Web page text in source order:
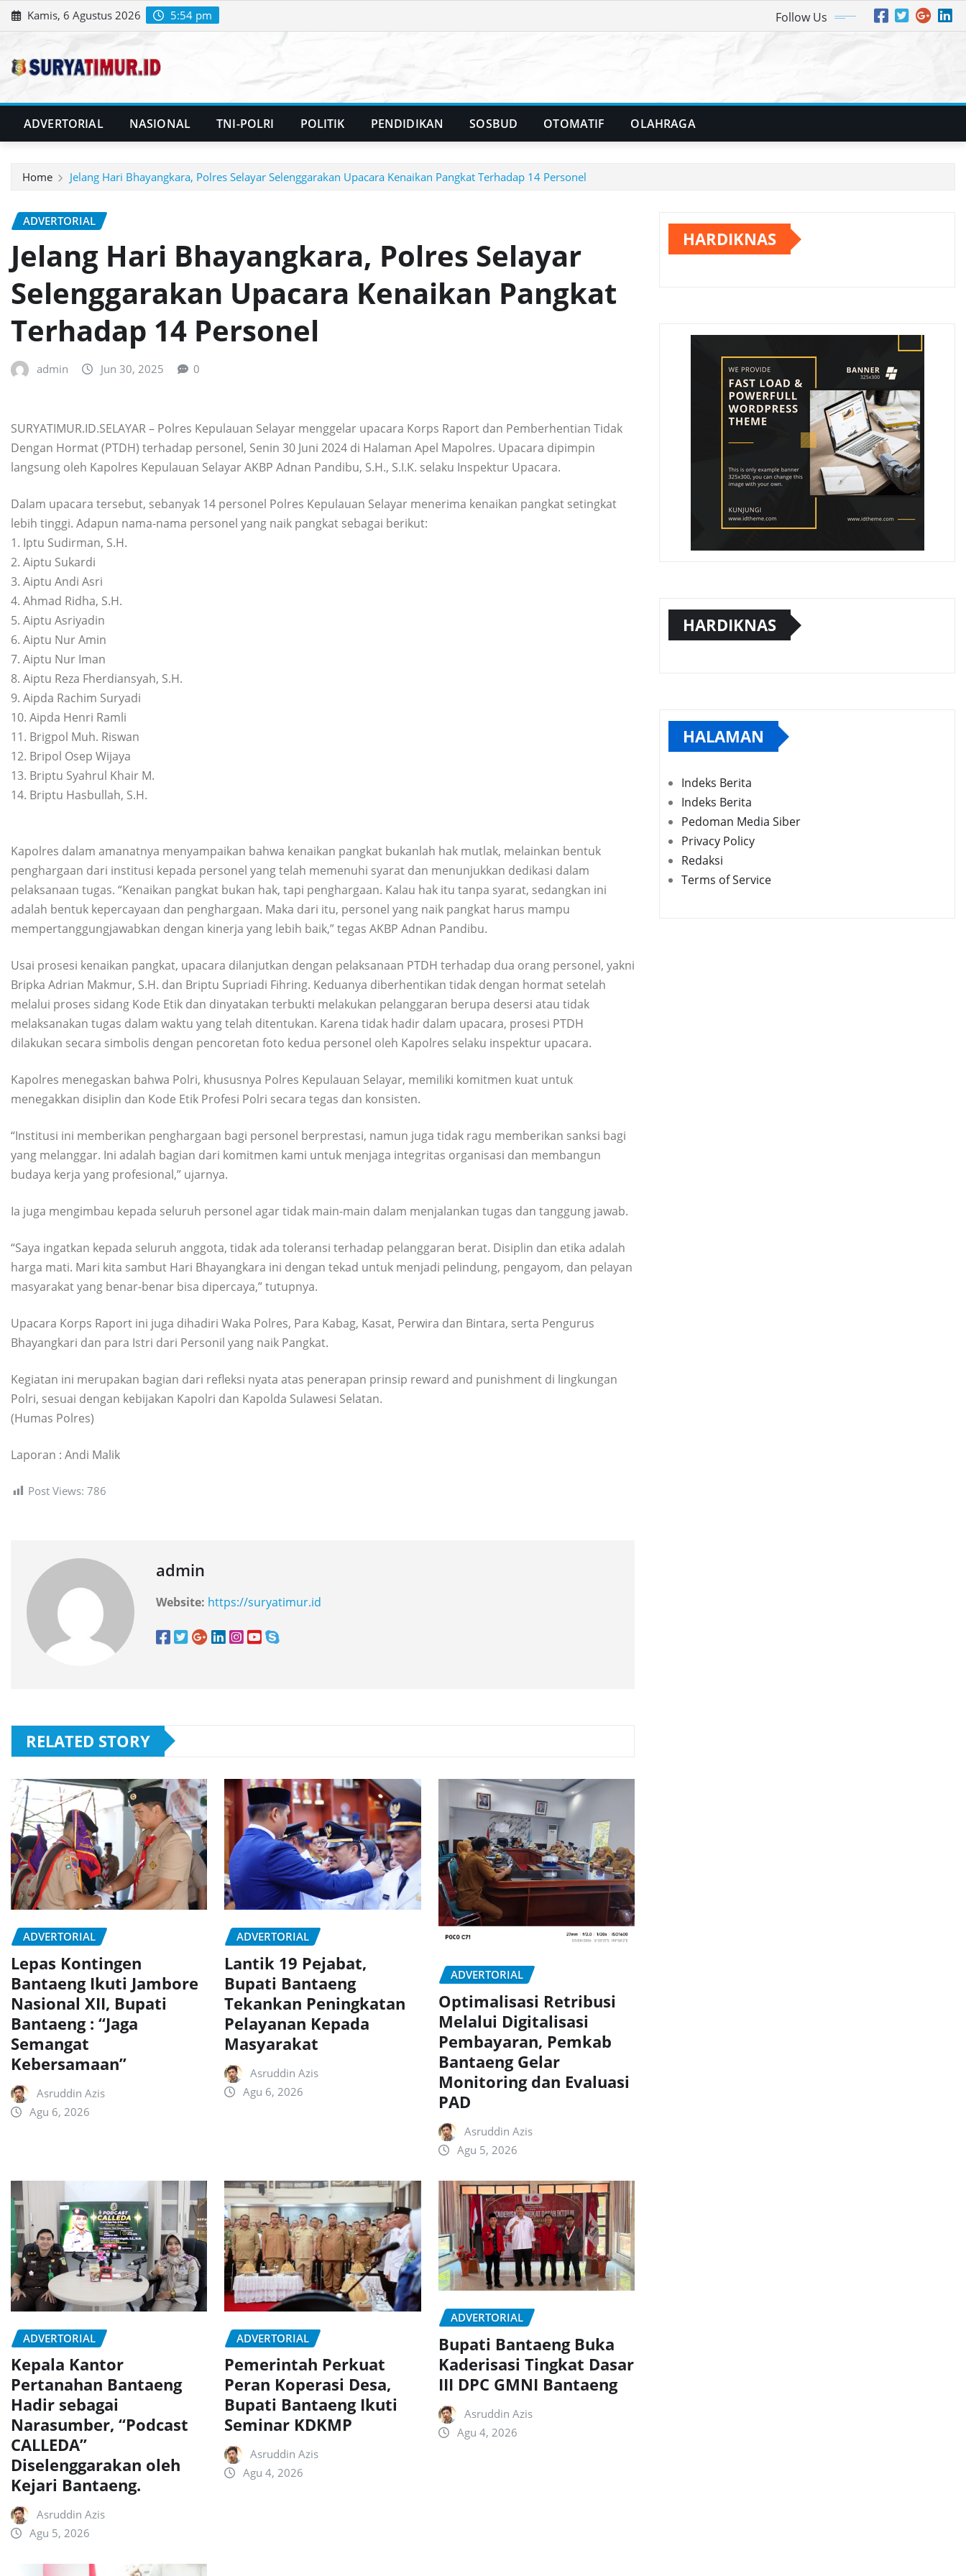
Skip
to
Kamis, 6 Agustus 2026 5:54 pm Follow Us
ADVERTORIAL NASIONAL TNI-POLRI POLITIK PENDIDIKAN SOSBUD OTOMATIF OLAHRAGA
Home Jelang Hari Bhayangkara, Polres Selayar Selenggarakan Upacara Kenaikan Pangkat Terhadap 14 Personel
ADVERTORIAL
Jelang Hari Bhayangkara, Polres Selayar
Selenggarakan Upacara Kenaikan Pangkat
Terhadap 14 Personel
admin Jun 30, 2025 0
SURYATIMUR.ID.SELAYAR – Polres Kepulauan Selayar menggelar upacara Korps Raport dan Pemberhentian Tidak
Dengan Hormat (PTDH) terhadap personel, Senin 30 Juni 2024 di Halaman Apel Mapolres. Upacara dipimpin
langsung oleh Kapolres Kepulauan Selayar AKBP Adnan Pandibu, S.H., S.I.K. selaku Inspektur Upacara.
Dalam upacara tersebut, sebanyak 14 personel Polres Kepulauan Selayar menerima kenaikan pangkat setingkat
lebih tinggi. Adapun nama-nama personel yang naik pangkat sebagai berikut:
1. Iptu Sudirman, S.H.
2. Aiptu Sukardi
3. Aiptu Andi Asri
4. Ahmad Ridha, S.H.
5. Aiptu Asriyadin
6. Aiptu Nur Amin
7. Aiptu Nur Iman
8. Aiptu Reza Fherdiansyah, S.H.
9. Aipda Rachim Suryadi
10. Aipda Henri Ramli
11. Brigpol Muh. Riswan
12. Bripol Osep Wijaya
13. Briptu Syahrul Khair M.
14. Briptu Hasbullah, S.H.
Kapolres dalam amanatnya menyampaikan bahwa kenaikan pangkat bukanlah hak mutlak, melainkan bentuk
penghargaan dari institusi kepada personel yang telah memenuhi syarat dan menunjukkan dedikasi dalam
pelaksanaan tugas. “Kenaikan pangkat bukan hak, tapi penghargaan. Kalau hak itu tanpa syarat, sedangkan ini
adalah bentuk kepercayaan dan penghargaan. Maka dari itu, personel yang naik pangkat harus mampu
mempertanggungjawabkan dengan kinerja yang lebih baik,” tegas AKBP Adnan Pandibu.
Usai prosesi kenaikan pangkat, upacara dilanjutkan dengan pelaksanaan PTDH terhadap dua orang personel, yakni
Bripka Adrian Makmur, S.H. dan Briptu Supriadi Fihring. Keduanya diberhentikan tidak dengan hormat setelah
melalui proses sidang Kode Etik dan dinyatakan terbukti melakukan pelanggaran berupa desersi atau tidak
melaksanakan tugas dalam waktu yang telah ditentukan. Karena tidak hadir dalam upacara, prosesi PTDH
dilakukan secara simbolis dengan pencoretan foto kedua personel oleh Kapolres selaku inspektur upacara.
Kapolres menegaskan bahwa Polri, khususnya Polres Kepulauan Selayar, memiliki komitmen kuat untuk
menegakkan disiplin dan Kode Etik Profesi Polri secara tegas dan konsisten.
“Institusi ini memberikan penghargaan bagi personel berprestasi, namun juga tidak ragu memberikan sanksi bagi
yang melanggar. Ini adalah bagian dari komitmen kami untuk menjaga integritas organisasi dan membangun
budaya kerja yang profesional,” ujarnya.
Ia juga mengimbau kepada seluruh personel agar tidak main-main dalam menjalankan tugas dan tanggung jawab.
“Saya ingatkan kepada seluruh anggota, tidak ada toleransi terhadap pelanggaran berat. Disiplin dan etika adalah
harga mati. Mari kita sambut Hari Bhayangkara ini dengan tekad untuk menjadi pelindung, pengayom, dan pelayan
masyarakat yang benar-benar bisa dipercaya,” tutupnya.
Upacara Korps Raport ini juga dihadiri Waka Polres, Para Kabag, Kasat, Perwira dan Bintara, serta Pengurus
Bhayangkari dan para Istri dari Personil yang naik Pangkat.
Kegiatan ini merupakan bagian dari refleksi nyata atas penerapan prinsip reward and punishment di lingkungan
Polri, sesuai dengan kebijakan Kapolri dan Kapolda Sulawesi Selatan.
(Humas Polres)
Laporan : Andi Malik
Post Views: 786
admin
Website: https://suryatimur.id
RELATED STORY
ADVERTORIAL
Lepas Kontingen
Bantaeng Ikuti Jambore
Nasional XII, Bupati
Bantaeng : “Jaga
Semangat
Kebersamaan”
Asruddin Azis
Agu 6, 2026
ADVERTORIAL
Lantik 19 Pejabat,
Bupati Bantaeng
Tekankan Peningkatan
Pelayanan Kepada
Masyarakat
Asruddin Azis
Agu 6, 2026
ADVERTORIAL
Optimalisasi Retribusi
Melalui Digitalisasi
Pembayaran, Pemkab
Bantaeng Gelar
Monitoring dan Evaluasi
PAD
Asruddin Azis
Agu 5, 2026
ADVERTORIAL
Kepala Kantor
Pertanahan Bantaeng
Hadir sebagai
Narasumber, “Podcast
CALLEDA”
Diselenggarakan oleh
Kejari Bantaeng.
Asruddin Azis
Agu 5, 2026
ADVERTORIAL
Pemerintah Perkuat
Peran Koperasi Desa,
Bupati Bantaeng Ikuti
Seminar KDKMP
Asruddin Azis
Agu 4, 2026
ADVERTORIAL
Bupati Bantaeng Buka
Kaderisasi Tingkat Dasar
III DPC GMNI Bantaeng
Asruddin Azis
Agu 4, 2026
HARDIKNAS
HARDIKNAS
HALAMAN
Indeks Berita
Indeks Berita
Pedoman Media Siber
Privacy Policy
Redaksi
Terms of Service